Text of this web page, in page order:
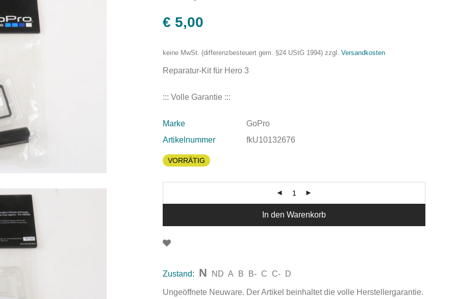
€ 5,00
keine MwSt. (differenzbesteuert gem. §24 UStG 1994) zzgl. Versandkosten
Reparatur-Kit für Hero 3
::: Volle Garantie :::
Marke
GoPro
Artikelnummer
fkU10132676
VORRÄTIG
In den Warenkorb
Zustand: N ND A B B- C C- D
Ungeöffnete Neuware. Der Artikel beinhaltet die volle Herstellergarantie.